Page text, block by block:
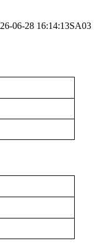
06-28 16:14:13SA03